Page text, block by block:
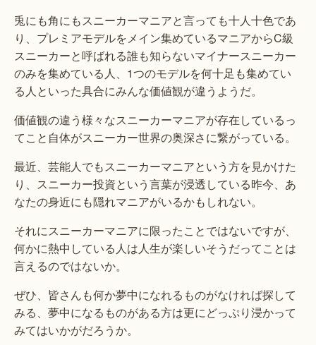
兎にも角にもスニーカーマニアと言っても十人十色であ
り、プレミアモデルをメイン集めているマニアからC級
スニーカーと呼ばれる誰も知らないマイナースニーカー
のみを集めている人、1つのモデルを何十足も集めてい
る人といった具合にみんな価値観が違うようだ。
価値観の違う様々なスニーカーマニアが存在しているっ
てこと自体がスニーカー世界の奥深さに繋がっている。
最近、芸能人でもスニーカーマニアという方を見かけた
り、スニーカー投資という言葉が浸透している昨今、あ
なたの身近にも隠れマニアがいるかもしれない。
それにスニーカーマニアに限ったことではないですが、
何かに熱中している人は人生が楽しいそうだってことは
言えるのではないか。
ぜひ、皆さんも何か夢中になれるものがなければ探して
みる、夢中になるものがある方は更にどっぷり浸かって
みてはいかがだろうか。